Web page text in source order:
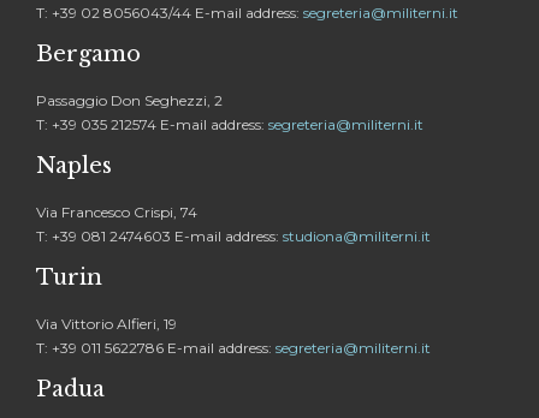
T: +39 02 8056043/44 E-mail address: segreteria@militerni.it
Bergamo
Passaggio Don Seghezzi, 2
T: +39 035 212574 E-mail address: segreteria@militerni.it
Naples
Via Francesco Crispi, 74
T: +39 081 2474603 E-mail address: studiona@militerni.it
Turin
Via Vittorio Alfieri, 19
T: +39 011 5622786 E-mail address: segreteria@militerni.it
Padua